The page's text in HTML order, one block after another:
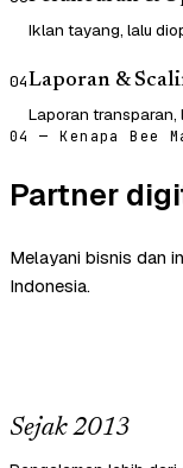
Iklan tayang, lalu
04Laporan &
Laporan
04 — Kenapa Bee
Partner
Melayani bisnis dan
Indonesia.
Sejak 2013